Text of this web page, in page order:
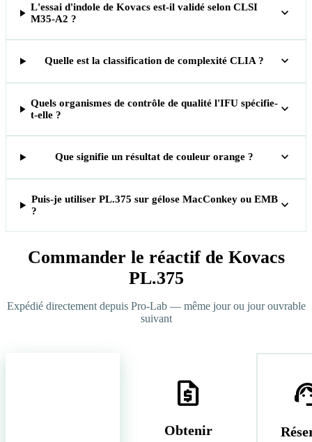
L'essai d'indole de Kovacs est-il validé selon CLSI
M35-A2 ?
expand_more
Quelle est la classification de complexité CLIA ? expand_more
Quels organismes de contrôle de qualité l'IFU spécifie-
t-elle ?
expand_more
Que signifie un résultat de couleur orange ? expand_more
Puis-je utiliser PL.375 sur gélose MacConkey ou EMB
?
expand_more
Commander le réactif de Kovacs
PL.375
Expédié directement depuis Pro-Lab — même jour ou jour ouvrable
suivant
request_quote
Obtenir